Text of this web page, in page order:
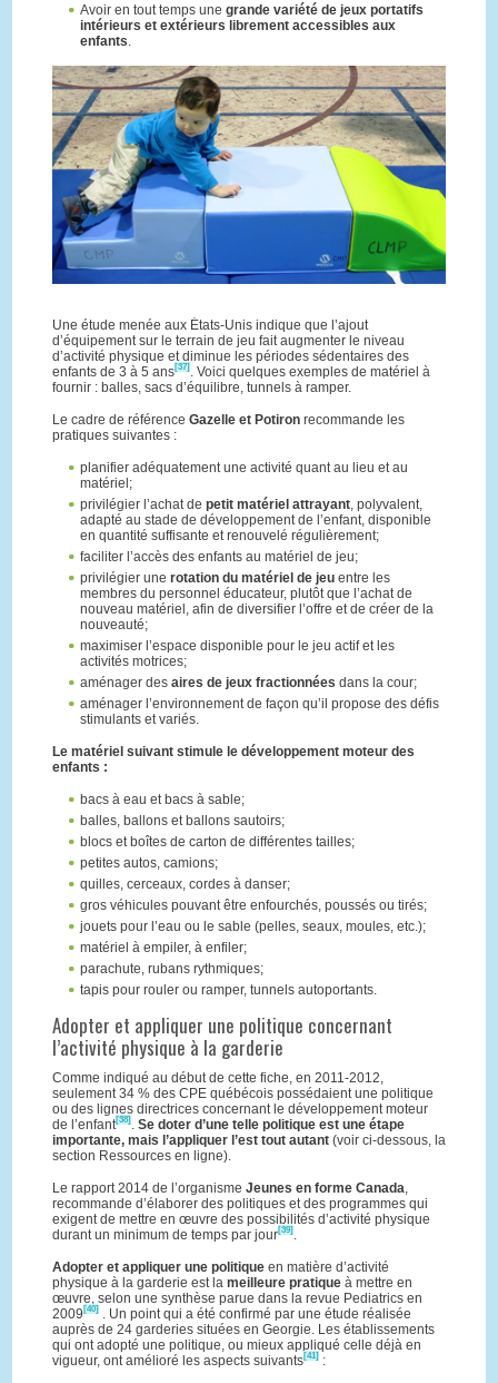
Avoir en tout temps une grande variété de jeux portatifs
intérieurs et extérieurs librement accessibles aux
enfants.
Une étude menée aux États-Unis indique que l’ajout
d’équipement sur le terrain de jeu fait augmenter le niveau
d’activité physique et diminue les périodes sédentaires des
enfants de 3 à 5 ans[37] . Voici quelques exemples de matériel à
fournir : balles, sacs d’équilibre, tunnels à ramper.
Le cadre de référence Gazelle et Potironrecommande les
pratiques suivantes :
planifier adéquatement une activité quant au lieu et au
matériel;
privilégier l’achat de petit matériel attrayant, polyvalent,
adapté au stade de développement de l’enfant, disponible
en quantité suffisante et renouvelé régulièrement;
faciliter l’accès des enfants au matériel de jeu;
privilégier une rotation du matériel de jeuentre les
membres du personnel éducateur, plutôt que l’achat de
nouveau matériel, afin de diversifier l’offre et de créer de la
nouveauté;
maximiser l’espace disponible pour le jeu actif et les
activités motrices;
aménager des aires de jeux fractionnées dans la cour;
aménager l’environnement de façon qu’il propose des défis
stimulants et variés.
Le matériel suivant stimule le développement moteur des
enfants :
bacs à eau et bacs à sable;
balles, ballons et ballons sautoirs;
blocs et boîtes de carton de différentes tailles;
petites autos, camions;
quilles, cerceaux, cordes à danser;
gros véhicules pouvant être enfourchés, poussés ou tirés;
jouets pour l’eau ou le sable (pelles, seaux, moules, etc.);
matériel à empiler, à enfiler;
parachute, rubans rythmiques;
tapis pour rouler ou ramper, tunnels autoportants.
Adopter et appliquer une politique concernant
l’activité physique à la garderie
Comme indiqué au début de cette fiche, en 2011-2012,
seulement 34 % des CPE québécois possédaient une politique
ou des lignes directrices concernant le développement moteur
de l’enfant[38] . Se doter d’une telle politique est une étape
importante, mais l’appliquer l’est tout autant (voir ci-dessous, la
section Ressources en ligne).
Le rapport 2014 de l’organisme Jeunes en forme Canada
recommande d’élaborer des politiques et des programmes qui
exigent de mettre en œuvre des possibilités d’activité physique
durant un minimum de temps par jour[39] .
Adopter et appliquer une politiqueen matière d’activité
physique à la garderie est la meilleure pratiqueà mettre en
œuvre, selon une synthèse parue dans la revue Pediatrics en
2009 [40] . Un point qui a été confirmé par une étude réalisée
auprès de 24 garderies situées en Georgie. Les établissements
qui ont adopté une politique, ou mieux appliqué celle déjà en
vigueur, ont amélioré les aspects suivants[41] :